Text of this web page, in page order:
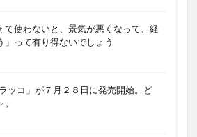
て使わないと、景気が悪くなって、経
」って有り得ないでしょう
ッコ」が７月２８日に発売開始。ど